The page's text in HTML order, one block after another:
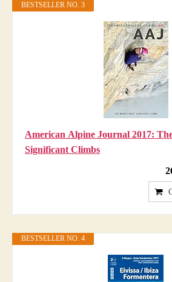
BESTSELLER NO. 3
American Alpine Journal 2017:
Significant Climbs
BESTSELLER NO. 4